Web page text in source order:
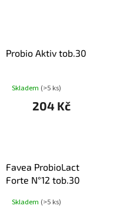
Probio Aktiv tob.30
Skladem (>5 ks)
204 Kč
Favea ProbioLact
Forte N°12 tob.30
Skladem (>5 ks)